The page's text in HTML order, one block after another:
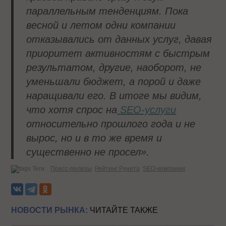
параллельным тенденциям. Пока
весной и летом одни компании
отказывались от данных услуг, давая
приоритет активностям с быстрым
результатом, другие, наоборот, не
уменьшали бюджет, а порой и даже
наращивали его. В итоге мы видим,
что хотя спрос на SEO-услуги
относительно прошлого года и не
вырос, но и в то же время и
существенно не просел».
Теги: Пресс-релизы Рейтинг Рунета SEO-компании
НОВОСТИ РЫНКА: ЧИТАЙТЕ ТАКЖЕ